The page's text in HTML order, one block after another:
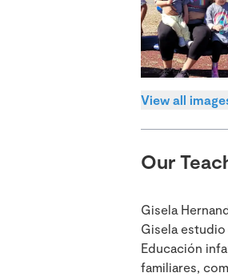
View all
Our
Gisela
Gisela
Educación
familiares,